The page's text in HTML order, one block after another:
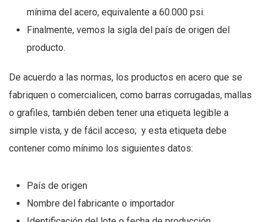
mínima del acero, equivalente a 60.000 psi.
Finalmente, vemos la sigla del país de origen del
producto.
De acuerdo a las normas, los productos en acero que se
fabriquen o comercialicen, como barras corrugadas, mallas
o grafiles, también deben tener una etiqueta legible a
simple vista, y de fácil acceso; y esta etiqueta debe
contener como mínimo los siguientes datos:
País de origen
Nombre del fabricante o importador